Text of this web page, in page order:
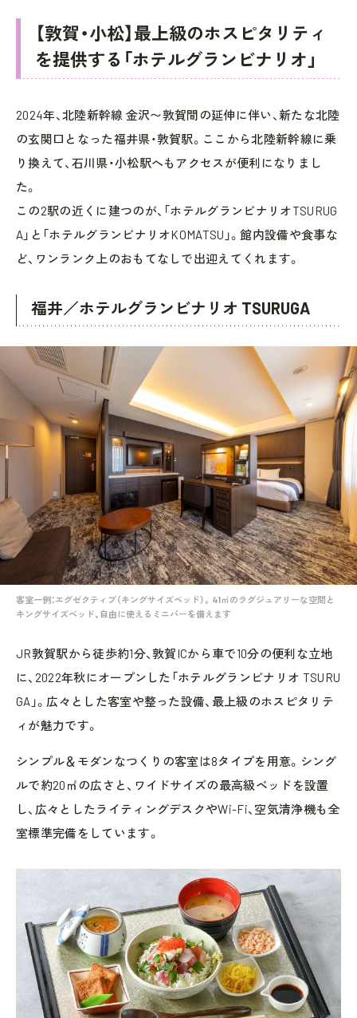
【敦賀・小松】最上級のホスピタリティ
を提供する「ホテルグランビナリオ」
2024年、北陸新幹線 金沢〜敦賀間の延伸に伴い、新たな北陸
の玄関口となった福井県・敦賀駅。ここから北陸新幹線に乗
り換えて、石川県・小松駅へもアクセスが便利になりまし
た。
この2駅の近くに建つのが、「ホテルグランビナリオTSURUG
A」と「ホテルグランビナリオKOMATSU」。館内設備や食事な
ど、ワンランク上のおもてなしで出迎えてくれます。
福井／ホテルグランビナリオ TSURUGA
客室一例：エグゼクティブ（キングサイズベッド）。41㎡のラグジュアリーな空間と
キングサイズベッド、自由に使えるミニバーを備えます
JR敦賀駅から徒歩約1分、敦賀ICから車で10分の便利な立地
に、2022年秋にオープンした「ホテルグランビナリオ TSURU
GA」。広々とした客室や整った設備、最上級のホスピタリテ
ィが魅力です。
シンプル＆モダンなつくりの客室は8タイプを用意。シング
ルで約20㎡の広さと、ワイドサイズの最高級ベッドを設置
し、広々としたライティングデスクやWi-Fi、空気清浄機も全
室標準完備をしています。